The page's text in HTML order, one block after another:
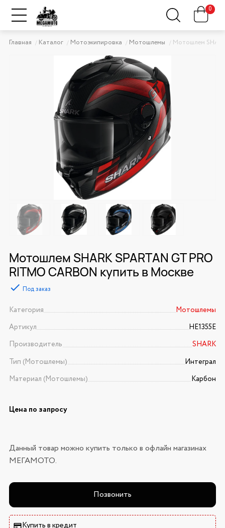
0
Главная Каталог Мотоэкипировка Мотошлемы Мотошлем
Мотошлем SHARK SPARTAN GT PRO
RITMO CARBON купить в Москве
Под заказ
Категория
Мотошлемы
Артикул
HE1355E
Производитель
SHARK
Тип (Мотошлемы)
Интеграл
Материал (Мотошлемы)
Карбон
Цена по запросу
Данный товар можно купить только в офлайн магазинах
МЕГАМОТО.
Позвонить
Купить в кредит